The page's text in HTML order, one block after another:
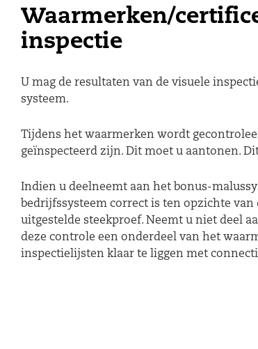
Waarmerken/
inspectie
U mag de resultaten van de visuele
systeem.
Tijdens het waarmerken wordt
geïnspecteerd zijn. Dit moet u aantonen.
Indien u deelneemt aan het bonus-
bedrijfssysteem correct is ten opzichte
uitgestelde steekproef. Neemt u niet deel
deze controle een onderdeel van het
inspectielijsten klaar te liggen met